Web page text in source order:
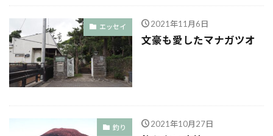
エッセイ 2021年11月6日
文豪も愛したマナガツオ
釣り 2021年10月27日